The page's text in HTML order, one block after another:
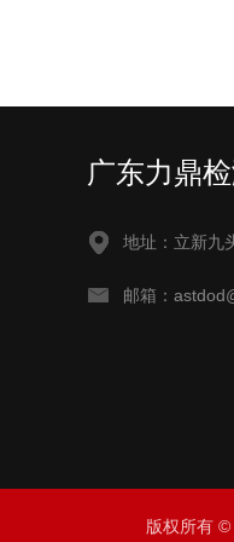
广东力鼎
地址：立新九
邮箱：
版权所有